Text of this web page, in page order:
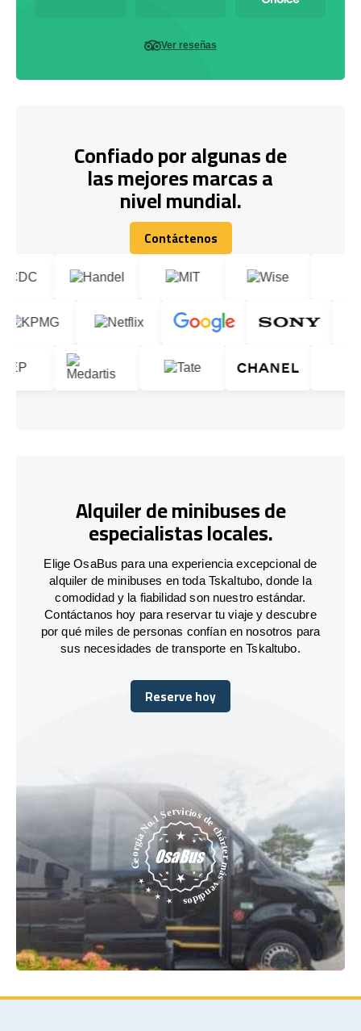
Ver reseñas
Confiado por algunas de
las mejores marcas a
nivel mundial.
Contáctenos
Contáctenos
Alquiler de minibuses de
especialistas locales.
Elige OsaBus para una experiencia excepcional de
alquiler de minibuses en toda Tskaltubo, donde la
comodidad y la fiabilidad son nuestro estándar.
Contáctanos hoy para reservar tu viaje y descubre
por qué miles de personas confían en nosotros para
sus necesidades de transporte en Tskaltubo.
Reserve hoy
Reserve hoy